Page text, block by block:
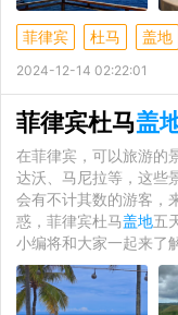
菲律宾 杜马 盖地
2024-12-14 02:22:01
菲律宾杜马盖
在菲律宾，可以旅游的
达沃、马尼拉等，这些
会有不计其数的游客，
惑，菲律宾杜马盖地五
小编将和大家一起来了